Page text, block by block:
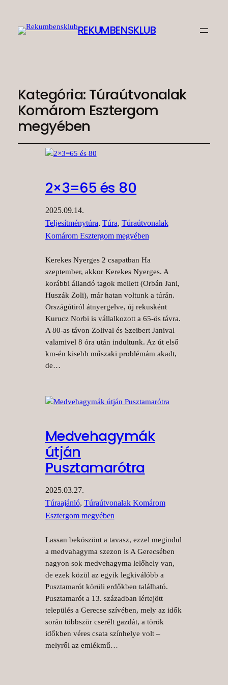
REKUMBENSKLUB
Kategória: Túraútvonalak
Komárom Esztergom
megyében
2×3=65 és 80
2025.09.14.
Teljesítménytúra, Túra, Túraútvonalak
Komárom Esztergom megyében
Kerekes Nyerges 2 csapatban Ha
szeptember, akkor Kerekes Nyerges. A
korábbi állandó tagok mellett (Orbán Jani,
Huszák Zoli), már hatan voltunk a túrán.
Országútiról átnyergelve, új rekusként
Kurucz Norbi is vállalkozott a 65-ös távra.
A 80-as távon Zolival és Szeibert Janival
valamivel 8 óra után indultunk. Az út első
km-én kisebb műszaki problémám akadt,
de…
Medvehagymák
útján
Pusztamarótra
2025.03.27.
Túraajánló, Túraútvonalak Komárom
Esztergom megyében
Lassan beköszönt a tavasz, ezzel megindul
a medvahagyma szezon is A Gerecsében
nagyon sok medvehagyma lelőhely van,
de ezek közül az egyik legkiválóbb a
Pusztamarót körüli erdőkben található.
Pusztamarót a 13. században lértejött
település a Gerecse szívében, mely az idők
során többször cserélt gazdát, a török
időkben véres csata színhelye volt –
melyről az emlékmű…